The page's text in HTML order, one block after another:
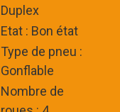
Duplex
Etat : Bon état
Type de pneu :
Gonflable
Nombre de